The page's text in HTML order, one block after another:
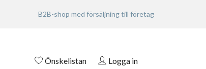
B2B-shop med försäljning till företag
Önskelistan Logga in